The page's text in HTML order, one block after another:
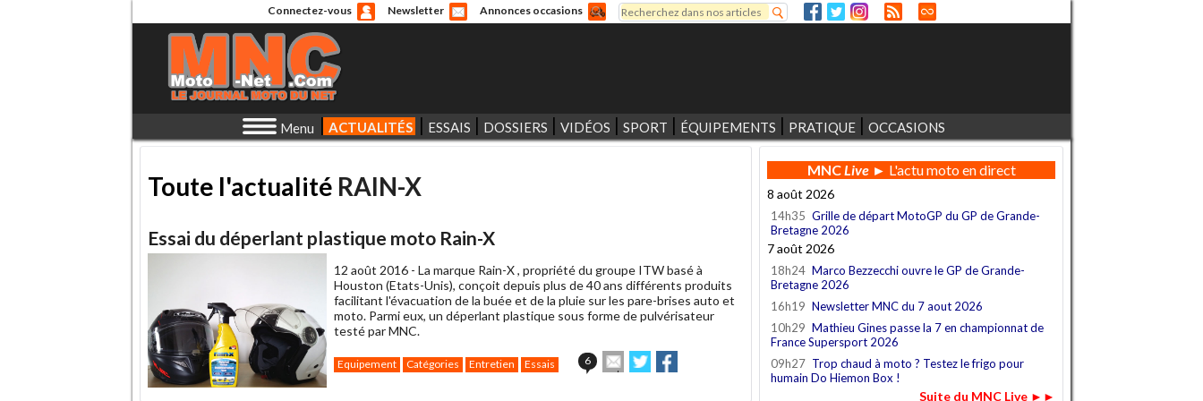
Connectez-vous Newsletter Annonces occasions
Formulaire de recherche
Rechercher
Menu ACTUALITÉS ESSAIS DOSSIERS VIDÉOS SPORT ÉQUIPEMENTS PRATIQUE OCCASIONS
Toute l'actualité RAIN-X
Essai du déperlant plastique moto Rain-X
12 août 2016 - La marque Rain-X , propriété du groupe ITW basé à
Houston (Etats-Unis), conçoit depuis plus de 40 ans différents produits
facilitant l'évacuation de la buée et de la pluie sur les pare-brises auto et
moto. Parmi eux, un déperlant plastique sous forme de pulvérisateur
testé par MNC.
Equipement Catégories Entretien Essais 6
Envoyer
cet
Partager
sur sur
MNCLive► L'actu moto en direct
8 août 2026
14h35 Grille de départ MotoGP du GP de Grande-
Bretagne 2026
7 août 2026
18h24 Marco Bezzecchi ouvre le GP de Grande-
Bretagne 2026
16h19 Newsletter MNC du 7 aout 2026
10h29 Mathieu Gines passe la 7 en championnat de
France Supersport 2026
09h27 Trop chaud à moto ? Testez le frigo pour
humain Do Hiemon Box !
Suite du MNC Live ►►